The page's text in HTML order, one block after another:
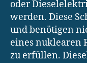
oder
werden. Diese
und benötigen
eines nuklearen
zu erfüllen.